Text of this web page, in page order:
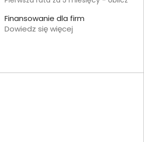
Finansowanie dla firm
Dowiedz się więcej